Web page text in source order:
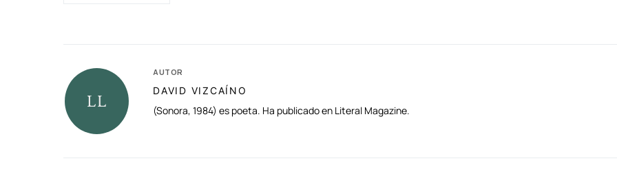
AUTOR
DAVID VIZCAÍNO
(Sonora, 1984) es poeta. Ha publicado en Literal Magazine.